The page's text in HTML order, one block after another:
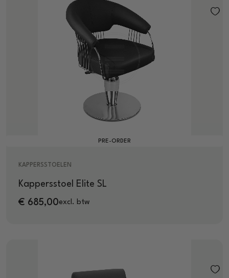
PRE-ORDER
KAPPERSSTOELEN
Kappersstoel Elite SL
€ 685,00excl. btw